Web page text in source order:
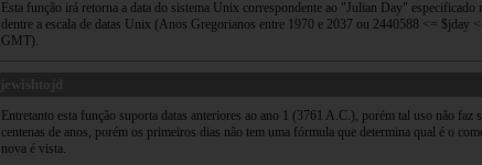
Esta função irá retorna a data do sistema Unix correspondente ao "Julian Day"
dentre a escala de datas Unix (Anos Gregorianos entre 1970 e 2037 ou 2440588 <= $jday
GMT).
Entretanto esta função suporta datas anteriores ao ano 1 (3761 A.C.), porém tal uso não
centenas de anos, porém os primeiros dias não tem uma fórmula que determina qual é o
nova é vista.